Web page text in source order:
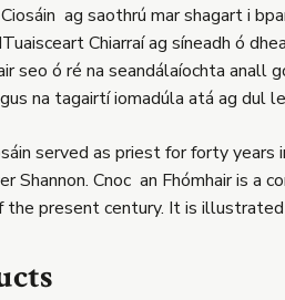
ag saothrú mar shagart i
Chiarraí ag síneadh ó
seo ó ré na seandálaíochta anall
na tagairtí iomadúla atá ag dul
served as priest for forty
Shannon. Cnoc an Fhómhair is
the present century. It is